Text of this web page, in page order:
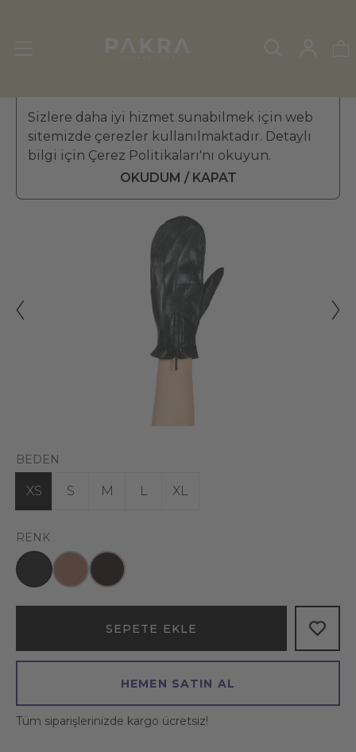
Sizlere daha iyi hizmet sunabilmek için web
sitemizde çerezler kullanılmaktadır. Detaylı
bilgi için Çerez Politikaları'nı okuyun.
OKUDUM / KAPAT
KADIN DERİ ELDİVEN »KÜRKLÜ ELDİVEN
PΛKRΛ
Alps Tek Parmaklı Kadın Deri
BEDEN
XS S M L XL
RENK
SEPETE EKLE
HEMEN SATIN AL
Tüm siparişlerinizde kargo ücretsiz!